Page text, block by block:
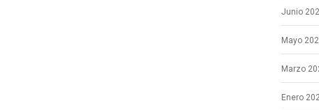
Junio
Mayo
Marzo
Enero